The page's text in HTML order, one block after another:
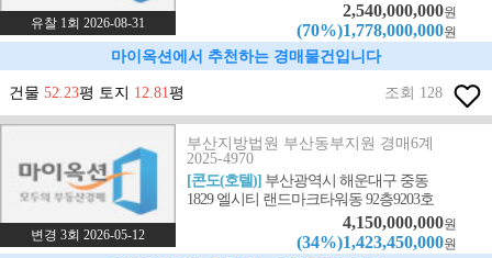
유찰 1회 2026-08-31
2,540,000,000원
(70%)1,778,000,000원
마이옥션에서 추천하는 경매물건입니다
건물 52.23평 토지 12.81평 조회 128
변경 3회 2026-05-12
부산지방법원 부산동부지원 경매6계
2025-4970
[콘도(호텔)] 부산광역시 해운대구 중동
1829 엘시티 랜드마크타워동 92층9203호
4,150,000,000원
(34%)1,423,450,000원